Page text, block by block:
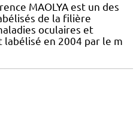
MAOLYA est un des
de la filière
oculaires et
en 2004 par le m